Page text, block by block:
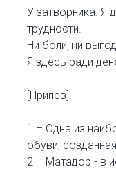
У затворника. Я
трудности.
Ни боли, ни
Я здесь ради
[Припев]
1 – Одна из
обуви,
2 – Матадор - в